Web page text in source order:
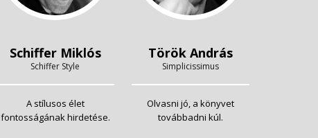
Schiffer Miklós
Schiffer Style
A stílusos élet
fontosságának hirdetése.
Török András
Simplicissimus
Olvasni jó, a könyvet
továbbadni kúl.